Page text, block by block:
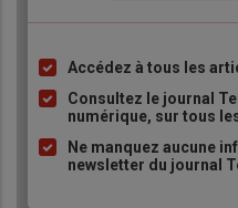
Liste
à
puce
Accédez à tous les
Consultez le journal
numérique, sur tous
Ne manquez aucune
newsletter du journal